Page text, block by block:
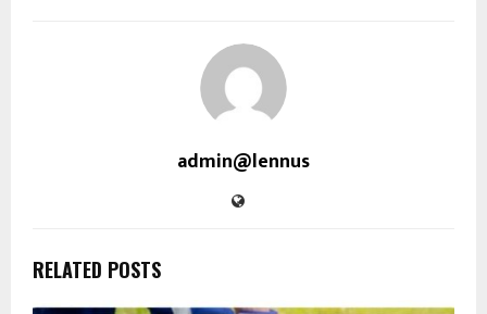
admin@lennus
RELATED POSTS